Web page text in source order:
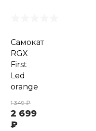
Самокат
RGX
First
Led
orange
1 349 ₽
2 699
₽